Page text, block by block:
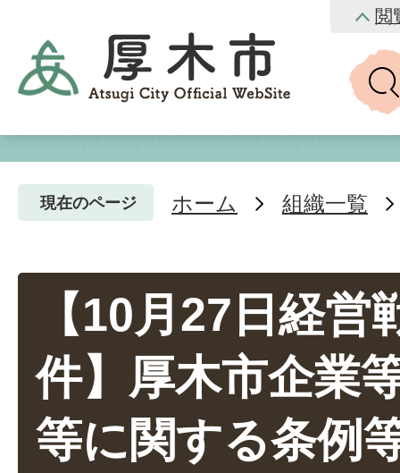
閲
現在のページ ホーム 組織一覧
【10月27日経営
件】厚木市企業
等に関する条例